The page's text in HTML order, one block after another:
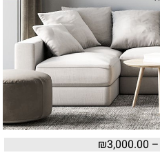
–
₪3,000.00